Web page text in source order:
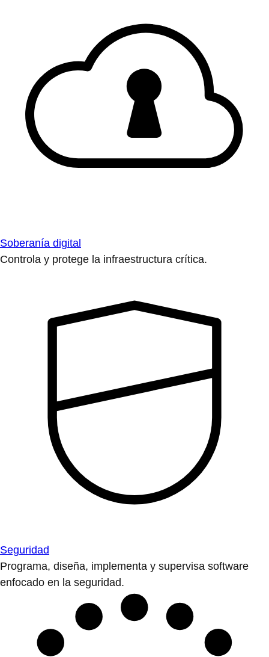
Soberanía digital
Controla y protege la infraestructura crítica.
Seguridad
Programa, diseña, implementa y supervisa software
enfocado en la seguridad.